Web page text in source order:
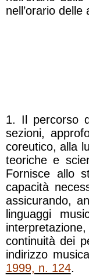
nell’orario
1. Il percorso
sezioni,
coreutico, alla
teoriche e
Fornisce allo
capacità
assicurando,
linguaggi
continuità dei
indirizzo
1999, n. 124.